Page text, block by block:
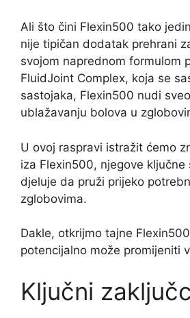
Ali što čini Flexin500 tako
nije tipičan dodatak prehrani
svojom naprednom formulom
FluidJoint Complex, koja se
sastojaka, Flexin500 nudi
ublažavanju bolova u
U ovoj raspravi istražit ćemo
iza Flexin500, njegove ključne
djeluje da pruži prijeko
zglobovima.
Dakle, otkrijmo tajne
potencijalno može promijeniti
Ključni